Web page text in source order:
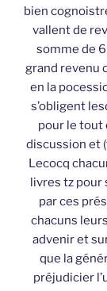
bien
vallent de
somme de
grand revenu
en la
s’obligent
pour le tout
discussion et
Lecocq
livres tz pour
par ces
chacuns
advenir et
que la
préjudicier